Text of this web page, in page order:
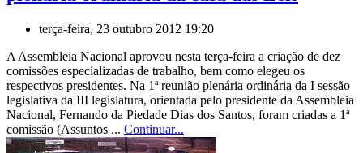
terça-feira, 23 outubro 2012 19:20
A Assembleia Nacional aprovou nesta terça-feira a criação de dez
comissões especializadas de trabalho, bem como elegeu os
respectivos presidentes. Na 1ª reunião plenária ordinária da I sessão
legislativa da III legislatura, orientada pelo presidente da Assembleia
Nacional, Fernando da Piedade Dias dos Santos, foram criadas a 1ª
comissão (Assuntos ... Continuar...